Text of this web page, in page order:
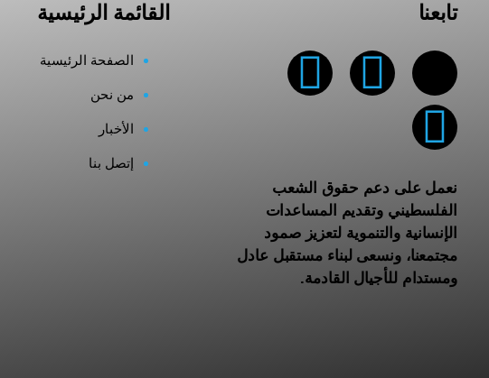
تابعنا
نعمل على دعم حقوق الشعب
الفلسطيني وتقديم المساعدات
الإنسانية والتنموية لتعزيز صمود
مجتمعنا، ونسعى لبناء مستقبل عادل
ومستدام للأجيال القادمة.
القائمة الرئيسية
الصفحة الرئيسية
من نحن
الأخبار
إتصل بنا